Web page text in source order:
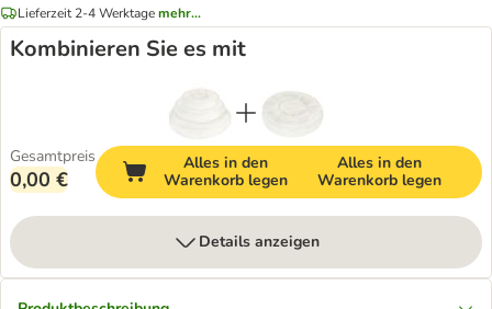
Lieferzeit 2-4 Werktagemehr...
Kombinieren Sie es mit
Gesamtpreis
0,00 €
Alles in den
Warenkorb legen
Alles in den
Warenkorb legen
Details anzeigen